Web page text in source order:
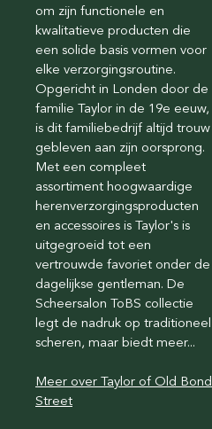
om zijn functionele en
kwalitatieve producten die
een solide basis vormen voor
elke verzorgingsroutine.
Opgericht in Londen door de
familie Taylor in de 19e eeuw,
is dit familiebedrijf altijd trouw
gebleven aan zijn oorsprong.
Met een compleet
assortiment hoogwaardige
herenverzorgingsproducten
en accessoires is Taylor's is
uitgegroeid tot een
vertrouwde favoriet onder de
dagelijkse gentleman. De
Scheersalon ToBS collectie
legt de nadruk op traditioneel
scheren, maar biedt meer...
Meer over Taylor of Old Bond
Street